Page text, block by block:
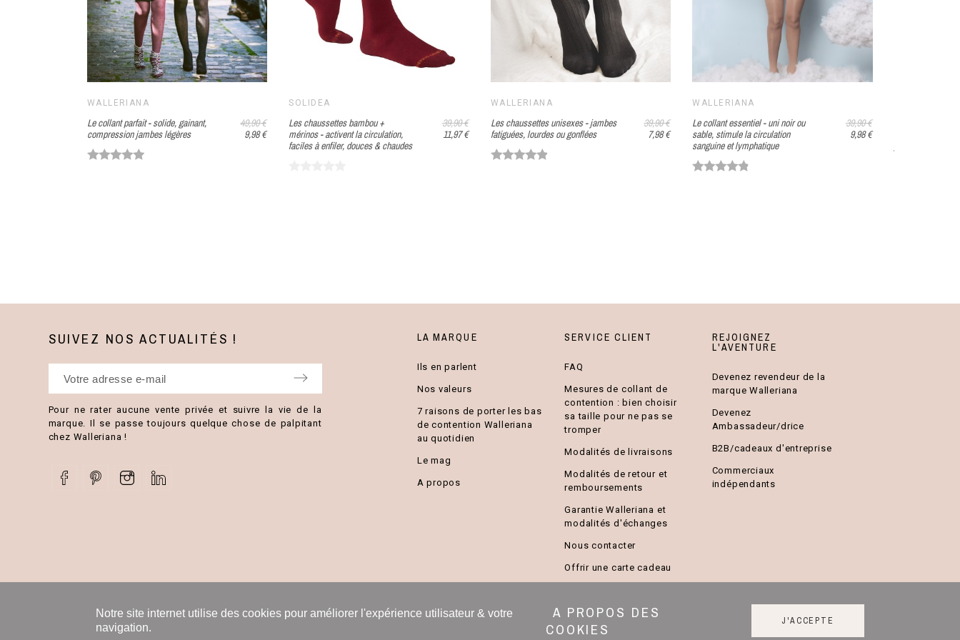
WALLERIANA
Le collant parfait - solide, gainant,
compression jambes légères
49,90 €
9,98 €
SOLIDEA
Les chaussettes bambou +
mérinos - activent la circulation,
faciles à enfiler, douces & chaudes
39,90 €
11,97 €
WALLERIANA
Les chaussettes unisexes - jambes
fatiguées, lourdes ou gonflées
39,90 €
7,98 €
WALLERIANA
Le collant essentiel - uni noir ou
sable, stimule la circulation
sanguine et lymphatique
39,90 €
9,98 €
SUIVEZ NOS ACTUALITÉS !
Pour ne rater aucune vente privée et suivre la vie de la
marque. Il se passe toujours quelque chose de palpitant
chez Walleriana !
LA MARQUE
Ils en parlent
Nos valeurs
7 raisons de porter les bas
de contention Walleriana
au quotidien
Le mag
A propos
SERVICE CLIENT
FAQ
Mesures de collant de
contention : bien choisir
sa taille pour ne pas se
tromper
Modalités de livraisons
Modalités de retour et
remboursements
Garantie Walleriana et
modalités d'échanges
Nous contacter
Offrir une carte cadeau
REJOIGNEZ
L'AVENTURE
Devenez revendeur de la
marque Walleriana
Devenez
Ambassadeur/drice
B2B/cadeaux d'entreprise
Commerciaux
indépendants
Mentions Légales-CGV/CGU-
Notre site internet utilise des cookies pour améliorer l'expérience utilisateur & votre
navigation.
A PROPOS DES
COOKIES
J'ACCEPTE